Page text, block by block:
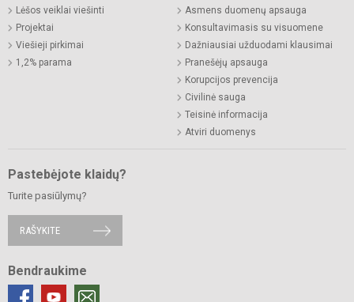
Lėšos veiklai viešinti
Projektai
Viešieji pirkimai
1,2% parama
Asmens duomenų apsauga
Konsultavimasis su visuomene
Dažniausiai užduodami klausimai
Pranešėjų apsauga
Korupcijos prevencija
Civilinė sauga
Teisinė informacija
Atviri duomenys
Pastebėjote klaidų?
Turite pasiūlymų?
RAŠYKITE
Bendraukime